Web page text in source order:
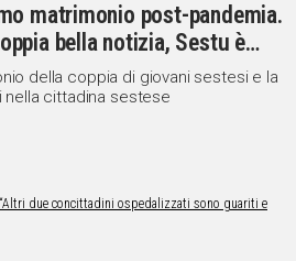
matrimonio post-pandemia.
bella notizia, Sestu è
della coppia di giovani sestesi e la
nella cittadina sestese